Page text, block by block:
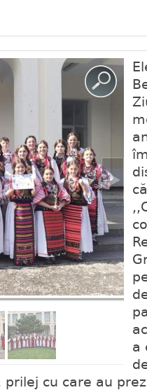
a
prilej cu care au